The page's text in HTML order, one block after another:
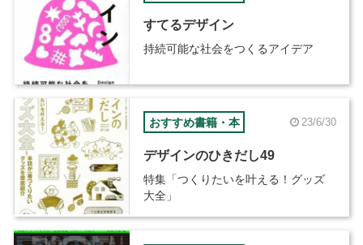
すてるデザイン
持続可能な社会をつくるアイデア
おすすめ書籍・本 23/6/30
デザインのひきだし49
特集「つくりたいを叶える！グッズ
大全」